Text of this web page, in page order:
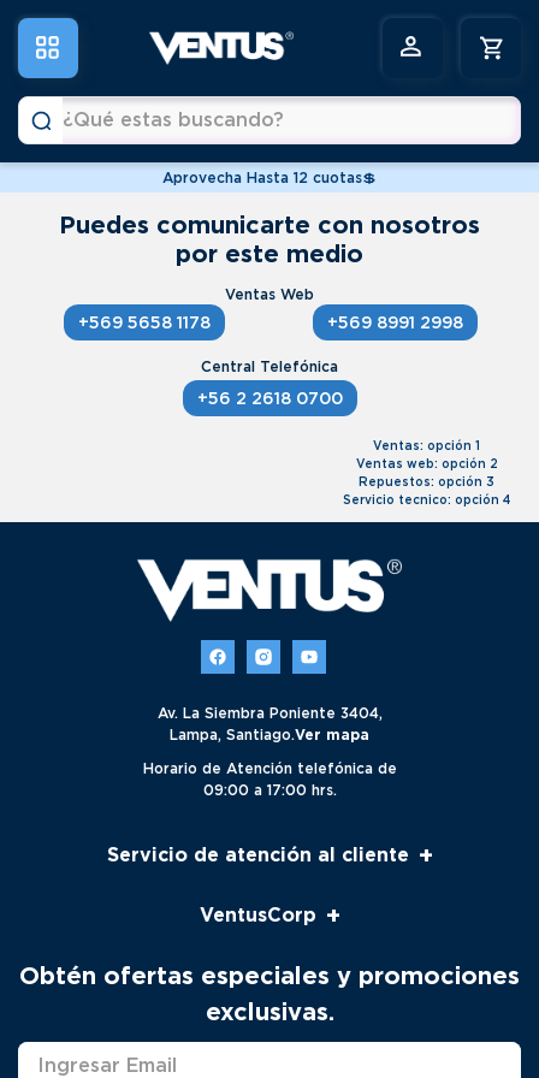
Aprovecha Hasta 12 cuotas💲
Puedes comunicarte con nosotros
por este medio
+569 5658 1178 +569 8991 2998
+56 2 2618 0700
Ventas: opción 1
Ventas web: opción 2
Repuestos: opción 3
Servicio tecnico: opción 4
Av. La Siembra Poniente 3404,
Lampa, Santiago.Ver mapa
Horario de Atención telefónica de
09:00 a 17:00 hrs.
Servicio de atención al cliente +
Seguimiento
Contacto
Solicitud Servicio Técnico
VentusCorp +
Productos
Marcas
Distribuidores
Obtén ofertas especiales y promociones
exclusivas.